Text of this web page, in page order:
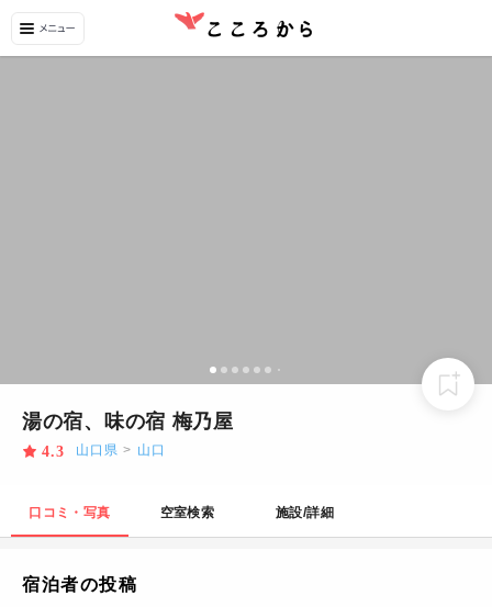
湯の宿、味の宿 梅乃屋
4.3 山口県 > 山口
口コミ・写真 空室検索 施設/詳細
宿泊者の投稿